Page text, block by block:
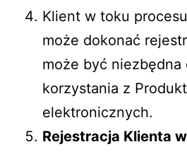
Klient w toku
może dokonać
może być
korzystania z
elektronicznych.
Rejestracja Klienta